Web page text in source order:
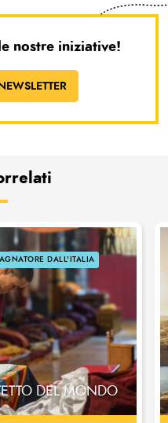
nostre iniziative!
DALL'ITALIA
DEL MONDO